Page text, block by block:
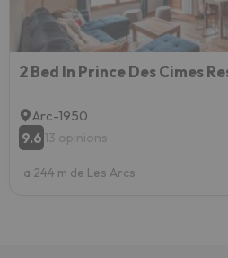
Arc-1950
9.6 13 opinions
a 244 m de Les Arcs